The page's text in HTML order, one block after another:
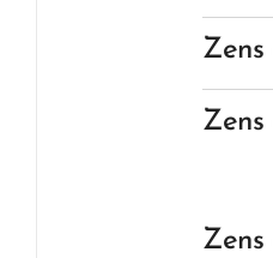
Zens
Zens
Zens